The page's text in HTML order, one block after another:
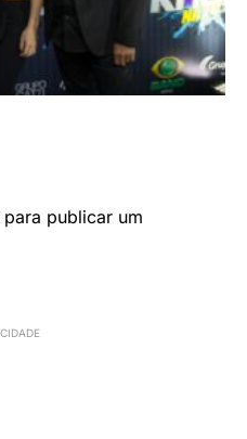
para publicar um